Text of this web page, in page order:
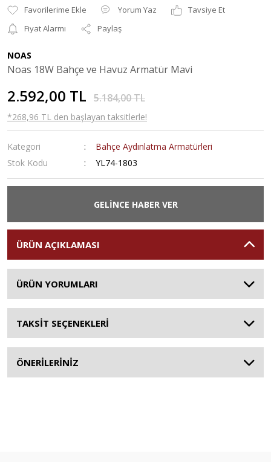
Yorum Yaz
Tavsiye Et
Fiyat Alarmı
Paylaş
NOAS
Noas 18W Bahçe ve Havuz Armatür Mavi
2.592,00 TL 5.184,00 TL
*268,96 TL den başlayan taksitlerle!
Kategori
Bahçe Aydınlatma Armatürleri
Stok Kodu
YL74-1803
GELİNCE HABER VER
ÜRÜN AÇIKLAMASI
ÜRÜN YORUMLARI
TAKSİT SEÇENEKLERİ
ÖNERİLERİNİZ